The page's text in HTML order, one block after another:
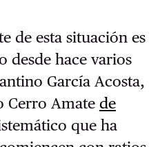
de esta situación es
desde hace varios
García Acosta,
Cerro Amate de
que ha